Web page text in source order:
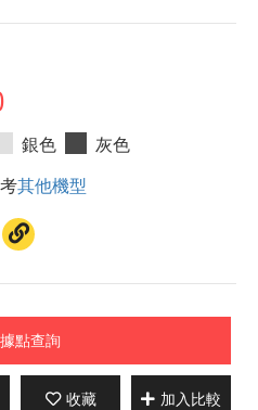
銀色
灰色
其他機型
點查詢
收藏 加入比較